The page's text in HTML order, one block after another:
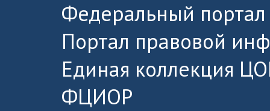
Федеральный портал
Портал правовой
Единая коллекция
ФЦИОР